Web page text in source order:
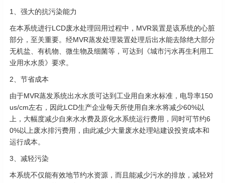
1、强大的抗污染能力
在本系统进行LCD废水处理回用过程中，MVR装置是该系统的心脏
部分，至关重要。经MVR蒸发处理装置处理后出水能去除绝大部分
无机盐、有机物、微生物及细菌等，可达到《城市污水再生利用工
业用水水质》要求。
2、节省成本
由于MVR蒸发系统出水水质可达到工业用自来水标准，电导率150
us/cm左右，因此LCD生产企业每天所使用自来水将减少60%以
上，大幅度减少自来水水费及原化水系统运行费用，同时可节约6
0%以上废水排污费用，由此减少大量废水处理站建设投资成本和
运行成本。
3、减轻污染
本系统不仅能有效地节约水资源，而且能减少污水的排放，减轻对